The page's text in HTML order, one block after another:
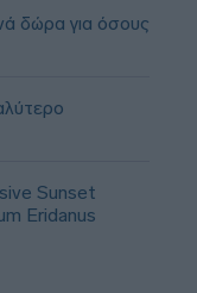
δώρα για όσους
Sunset
Eridanus